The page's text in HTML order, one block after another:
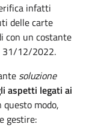
infatti
delle carte
con un costante
31/12/2022.
soluzione
aspetti legati ai
questo modo,
gestire: